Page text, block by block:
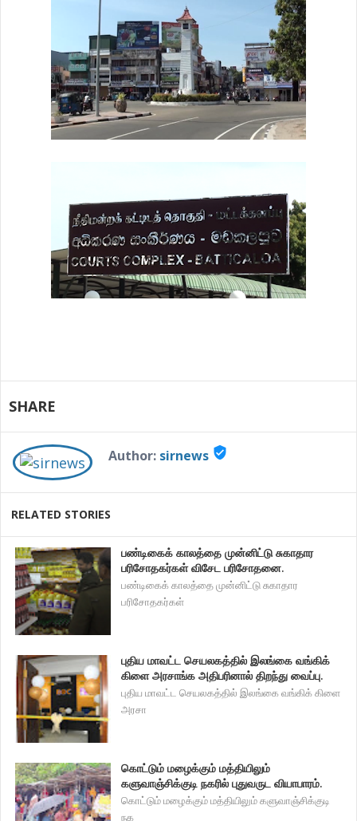
SHARE
Author: sirnews verified_user
RELATED STORIES
பண்டிகைக் காலத்தை முன்னிட்டு சுகாதார
பரிசோதகர்கள் விசேட பரிசோதனை.
பண்டிகைக் காலத்தை முன்னிட்டு சுகாதார
பரிசோதகர்கள்
புதிய மாவட்ட செயலகத்தில் இலங்கை வங்கிக்
கிளை அரசாங்க அதிபரினால் திறந்து வைப்பு.
புதிய மாவட்ட செயலகத்தில் இலங்கை வங்கிக் கிளை
அரசா
கொட்டும் மழைக்கும் மத்தியிலும்
களுவாஞ்சிக்குடி நகரில் புதுவருட வியாபாரம்.
கொட்டும் மழைக்கும் மத்தியிலும் களுவாஞ்சிக்குடி
நக